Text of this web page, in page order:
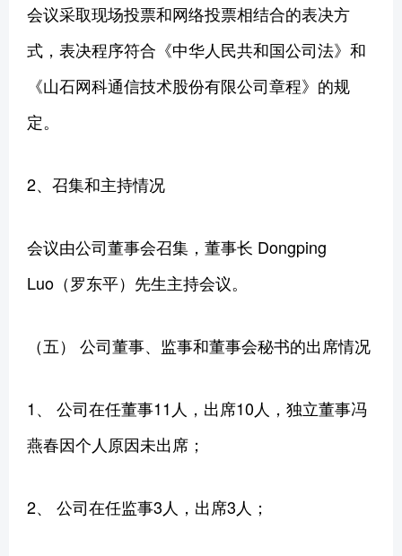
会议采取现场投票和网络投票相结合的表决方
式，表决程序符合《中华人民共和国公司法》和
《山石网科通信技术股份有限公司章程》的规
定。
2、召集和主持情况
会议由公司董事会召集，董事长 Dongping
Luo（罗东平）先生主持会议。
（五） 公司董事、监事和董事会秘书的出席情况
1、 公司在任董事11人，出席10人，独立董事冯
燕春因个人原因未出席；
2、 公司在任监事3人，出席3人；